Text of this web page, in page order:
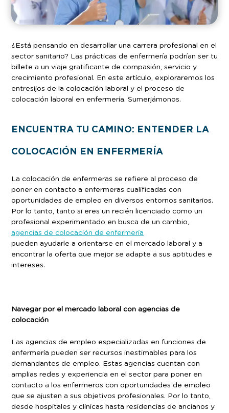
¿Está pensando en desarrollar una carrera profesional en el
sector sanitario? Las prácticas de enfermería podrían ser tu
billete a un viaje gratificante de compasión, servicio y
crecimiento profesional. En este artículo, exploraremos los
entresijos de la colocación laboral y el proceso de
colocación laboral en enfermería. Sumerjámonos.
ENCUENTRA TU CAMINO: ENTENDER LA
COLOCACIÓN EN ENFERMERÍA
La colocación de enfermeras se refiere al proceso de
poner en contacto a enfermeras cualificadas con
oportunidades de empleo en diversos entornos sanitarios.
Por lo tanto, tanto si eres un recién licenciado como un
profesional experimentado en busca de un cambio,
agencias de colocación de enfermería
pueden ayudarle a orientarse en el mercado laboral y a
encontrar la oferta que mejor se adapte a sus aptitudes e
intereses.
Navegar por el mercado laboral con agencias de
colocación
Las agencias de empleo especializadas en funciones de
enfermería pueden ser recursos inestimables para los
demandantes de empleo. Estas agencias cuentan con
amplias redes y experiencia en el sector para poner en
contacto a los enfermeros con oportunidades de empleo
que se ajusten a sus objetivos profesionales. Por lo tanto,
desde hospitales y clínicas hasta residencias de ancianos y